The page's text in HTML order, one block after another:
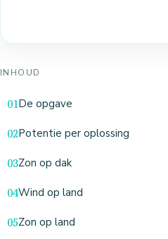
INHOUD
De opgave
Potentie per oplossing
Zon op dak
Wind op land
Zon op land